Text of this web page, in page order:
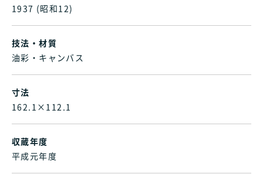
1937 (昭和12)
技法・材質
油彩・キャンバス
寸法
162.1×112.1
収蔵年度
平成元年度